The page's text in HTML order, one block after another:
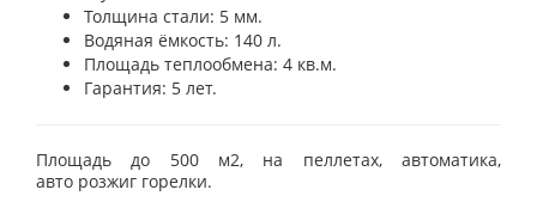
Толщина стали: 5 мм.
Водяная ёмкость: 140 л.
Площадь теплообмена: 4 кв.м.
Гарантия: 5 лет.
Площадь до 500 м2, на пеллетах, автоматика,
авто розжиг горелки.